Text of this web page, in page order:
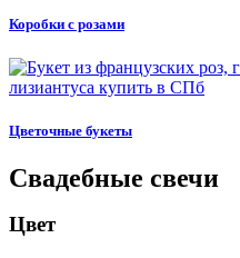
Коробки с розами
Цветочные букеты
Свадебные свечи
Цвет